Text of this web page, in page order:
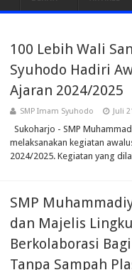
100 Lebih Wali
Syuhodo Hadiri
Ajaran 2024/2025
SMP Imam Syuhodo Juli
Sukoharjo - SMP
melaksanakan kegiatan
2024/2025. Kegiatan yang
SMP
dan Majelis
Berkolaborasi
Tanpa Sampah